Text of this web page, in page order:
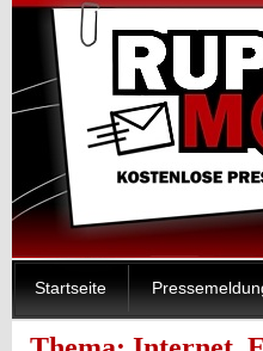
Startseite